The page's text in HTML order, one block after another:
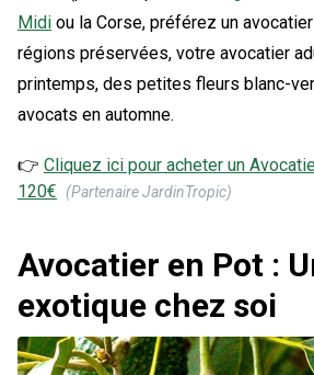
Midi ou la Corse, préférez un
régions préservées, votre avocatier
printemps, des petites fleurs blanc-
avocats en automne.
👉 Cliquez ici pour acheter un
120€ (Partenaire JardinTropic)
Avocatier en Pot :
exotique chez soi